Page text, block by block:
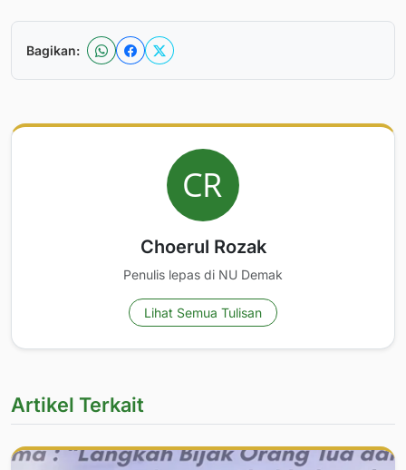
Bagikan:
Choerul Rozak
Penulis lepas di NU Demak
Lihat Semua Tulisan
Artikel Terkait